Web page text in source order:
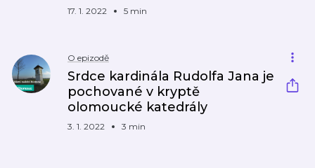
17. 1. 2022 5 min
O epizodě
Srdce kardinála Rudolfa Jana je
pochované v kryptě
olomoucké katedrály
3. 1. 2022 3 min